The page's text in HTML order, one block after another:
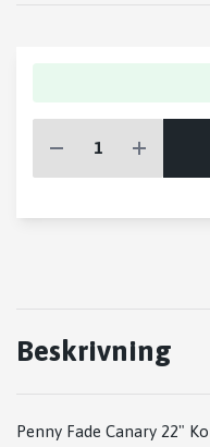
Beskrivning
Penny Fade Canary 22"